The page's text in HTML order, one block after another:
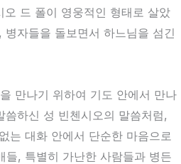
오 드 폴이 영웅적인 형태로 살았
자들을 돌보면서 하느님을 섬긴
만나기 위하여 기도 안에서 만나
씀하신 성 빈첸시오의 말씀처럼,
는 대화 안에서 단순한 마음으로
들, 특별히 가난한 사람들과 병든